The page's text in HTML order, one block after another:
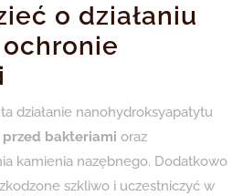
o działaniu
działanie nanohydroksyapatytu
przed bakteriami oraz
kamienia nazębnego. Dodatkowo
szkliwo i uczestniczyć w